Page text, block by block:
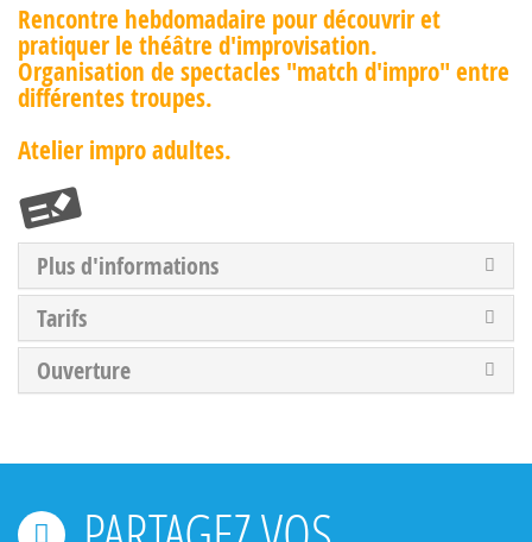
Rencontre hebdomadaire pour découvrir et
pratiquer le théâtre d'improvisation.
Organisation de spectacles "match d'impro" entre
différentes troupes.
Atelier impro adultes.
Plus d'informations
Tarifs
Ouverture